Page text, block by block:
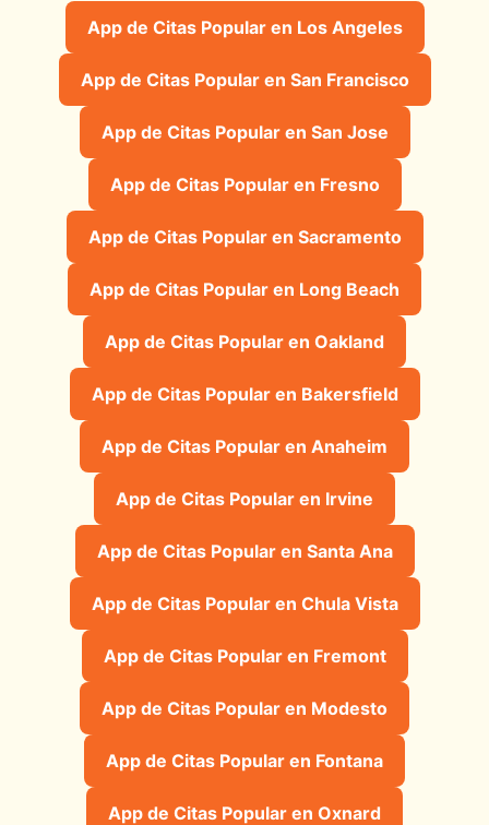
App de Citas Popular en Los Angeles
App de Citas Popular en San Francisco
App de Citas Popular en San Jose
App de Citas Popular en Fresno
App de Citas Popular en Sacramento
App de Citas Popular en Long Beach
App de Citas Popular en Oakland
App de Citas Popular en Bakersfield
App de Citas Popular en Anaheim
App de Citas Popular en Irvine
App de Citas Popular en Santa Ana
App de Citas Popular en Chula Vista
App de Citas Popular en Fremont
App de Citas Popular en Modesto
App de Citas Popular en Fontana
App de Citas Popular en Oxnard